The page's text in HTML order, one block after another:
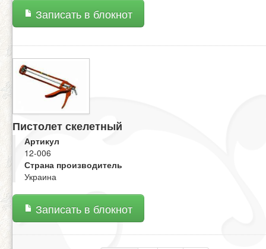
Записать в блокнот
Пистолет скелетный
Артикул
12-006
Страна производитель
Украина
Записать в блокнот